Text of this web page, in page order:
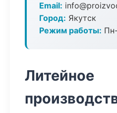
Email:
Город: Якутск
Режим работы:
Литейное